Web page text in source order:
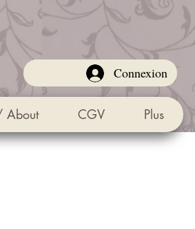
Connexion
About CGV Plus